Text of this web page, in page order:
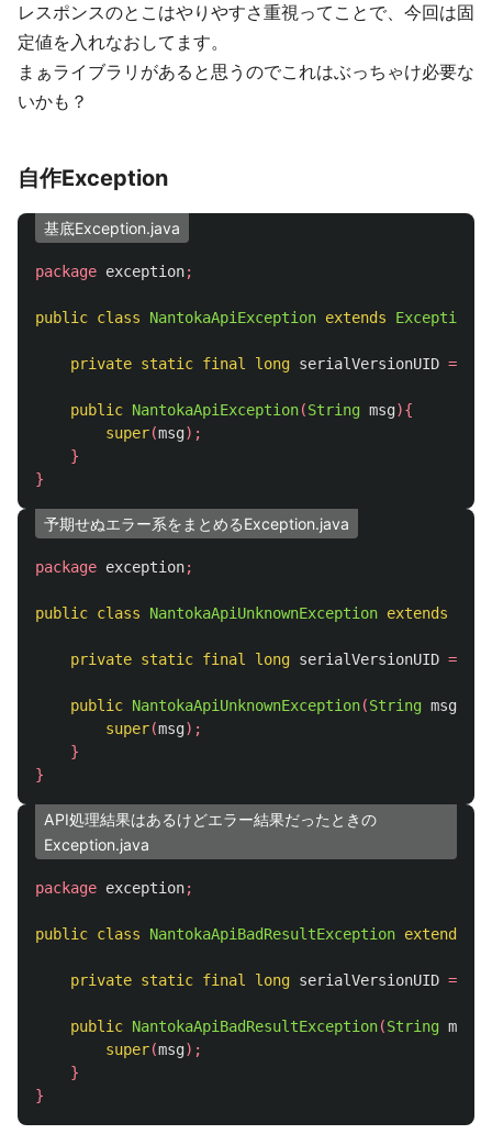
レスポンスのとこはやりやすさ重視ってことで、今回は固
定値を入れなおしてます。
まぁライブラリがあると思うのでこれはぶっちゃけ必要な
いかも？
自作Exception
基底Exception.java
package exception;
public class NantokaApiException extends Exception
private static final long serialVersionUID =
public NantokaApiException(String msg){
super(msg);
}
}
予期せぬエラー系をまとめるException.java
package exception;
public class NantokaApiUnknownException extends
private static final long serialVersionUID =
public NantokaApiUnknownException(String msg
super(msg);
}
}
API処理結果はあるけどエラー結果だったときの
Exception.java
package exception;
public class NantokaApiBadResultException extends
private static final long serialVersionUID =
public NantokaApiBadResultException(String msg
super(msg);
}
}